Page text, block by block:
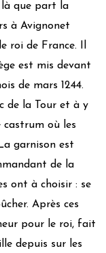
là que part la
à Avignonet
roi de France. Il
est mis devant
de mars 1244.
de la Tour et à y
où les
garnison est
de la
ont à choisir : se
Après ces
pour le roi, fait
depuis sur les